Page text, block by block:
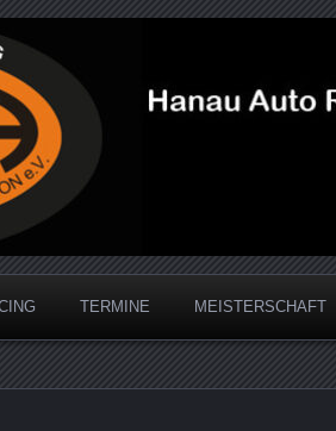
Association
TERMINE MEISTERSCHAFT